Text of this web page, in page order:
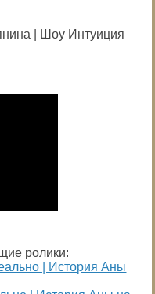
ролики: